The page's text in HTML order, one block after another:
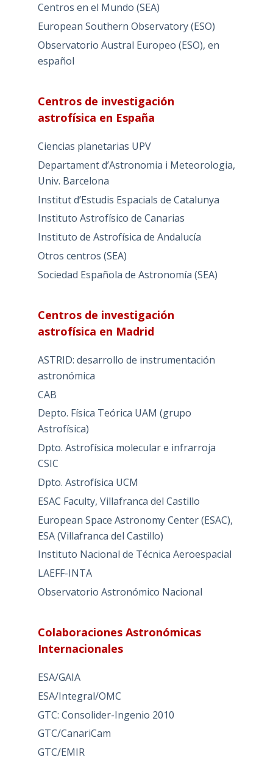
Centros en el Mundo (SEA)
European Southern Observatory (ESO)
Observatorio Austral Europeo (ESO), en
español
Centros de investigación
astrofísica en España
Ciencias planetarias UPV
Departament d’Astronomia i Meteorologia,
Univ. Barcelona
Institut d’Estudis Espacials de Catalunya
Instituto Astrofísico de Canarias
Instituto de Astrofísica de Andalucía
Otros centros (SEA)
Sociedad Española de Astronomía (SEA)
Centros de investigación
astrofísica en Madrid
ASTRID: desarrollo de instrumentación
astronómica
CAB
Depto. Física Teórica UAM (grupo
Astrofísica)
Dpto. Astrofísica molecular e infrarroja
CSIC
Dpto. Astrofísica UCM
ESAC Faculty, Villafranca del Castillo
European Space Astronomy Center (ESAC),
ESA (Villafranca del Castillo)
Instituto Nacional de Técnica Aeroespacial
LAEFF-INTA
Observatorio Astronómico Nacional
Colaboraciones Astronómicas
Internacionales
ESA/GAIA
ESA/Integral/OMC
GTC: Consolider-Ingenio 2010
GTC/CanariCam
GTC/EMIR